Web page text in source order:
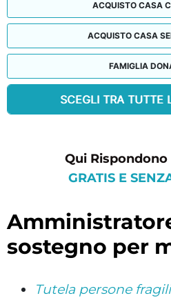
ACQUISTO CASA
ACQUISTO CASA
FAMIGLIA
Qui
GRATIS E
amministratore di
sostegno per
Tutela persone